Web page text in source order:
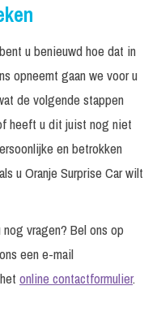
u benieuwd hoe dat in
opneemt gaan we voor u
de volgende stappen
heeft u dit juist nog niet
en betrokken
u Oranje Surprise Car wilt
vragen? Bel ons op
een e-mail
online contactformulier.